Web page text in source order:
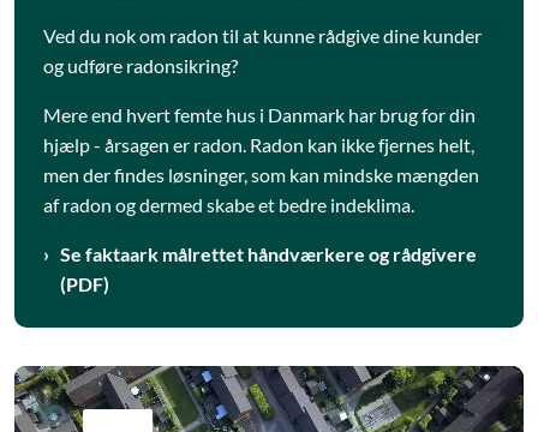
Ved du nok om radon til at kunne rådgive dine kunder
og udføre radonsikring?
Mere end hvert femte hus i Danmark har brug for din
hjælp - årsagen er radon. Radon kan ikke fjernes helt,
men der findes løsninger, som kan mindske mængden
af radon og dermed skabe et bedre indeklima.
Se faktaark målrettet håndværkere og rådgivere
(PDF)